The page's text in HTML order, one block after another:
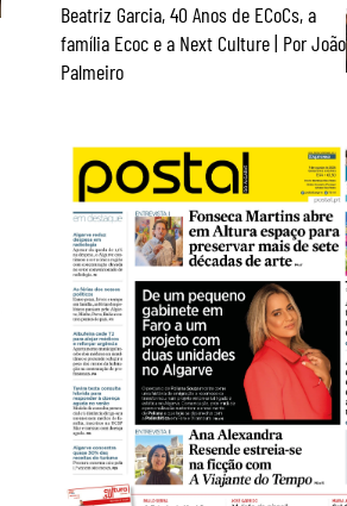
Beatriz Garcia, 40 Anos de ECoCs, a
família Ecoc e a Next Culture | Por João
Palmeiro